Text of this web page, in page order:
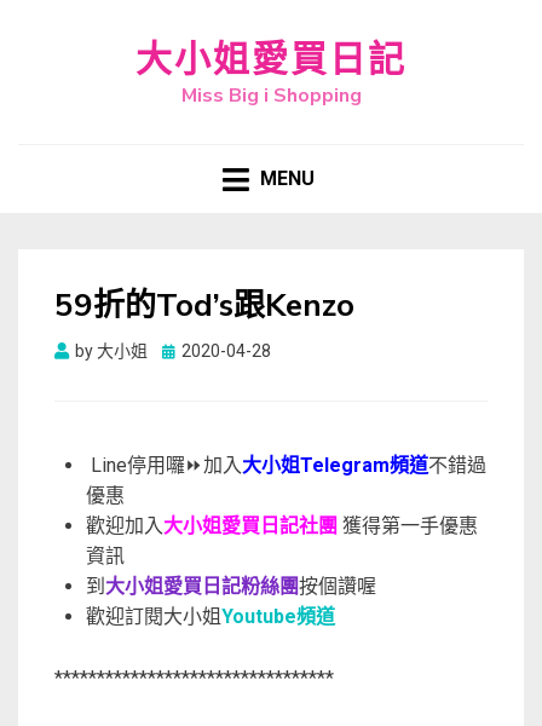
大小姐愛買日記
Miss Big i Shopping
MENU
59折的Tod’s跟Kenzo
by大小姐
Posted
2020-04-28
Line停用囉⏩加入大小姐Telegram頻道不錯過
優惠
歡迎加入大小姐愛買日記社團 獲得第一手優惠
資訊
到 大小姐愛買日記粉絲團按個讚喔
歡迎訂閱大小姐Youtube頻道
*********************************